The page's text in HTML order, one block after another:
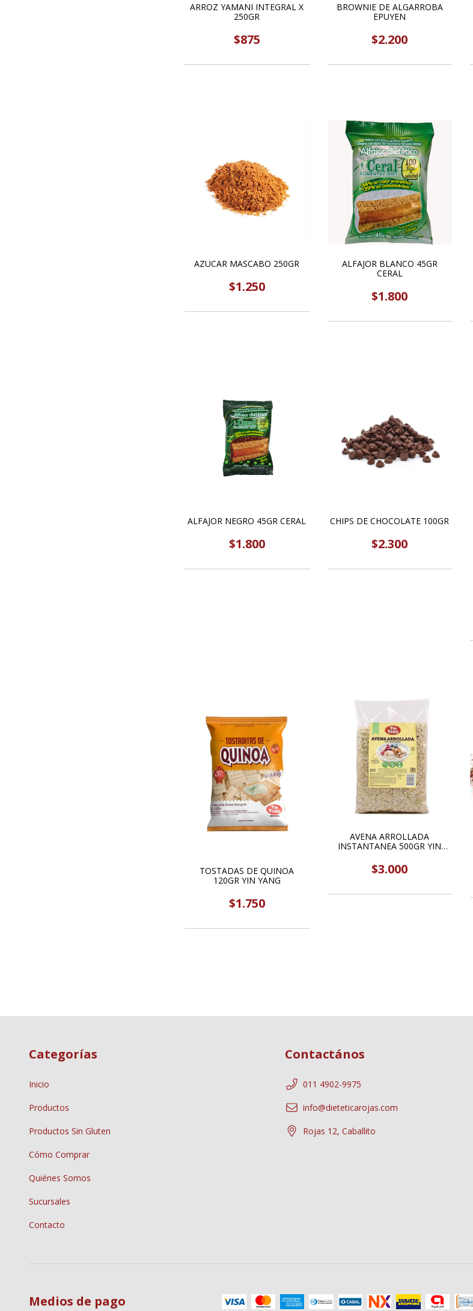
ARROZ YAMANI INTEGRAL X
250GR
$875
BROWNIE DE ALGARROBA
EPUYEN
$2.200
AZUCAR MASCABO 250GR
$1.250
ALFAJOR BLANCO 45GR
CERAL
$1.800
ALFAJOR NEGRO 45GR CERAL
$1.800
CHIPS DE CHOCOLATE 100GR
$2.300
TOSTADAS DE QUINOA
120GR YIN YANG
$1.750
AVENA ARROLLADA
INSTANTANEA 500GR YIN
$3.000
Categorías
Inicio
Productos
Productos Sin Gluten
Cómo Comprar
Quiénes Somos
Sucursales
Contacto
Contactános
011 4902-9975
info@dieteticarojas.com
Rojas 12, Caballito
Medios de pago